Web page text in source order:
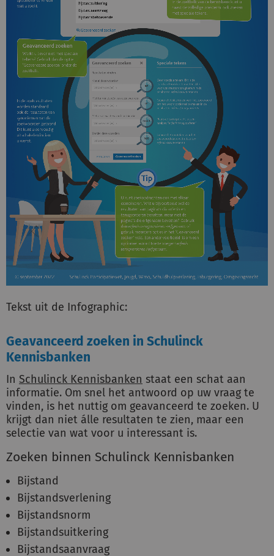
Tekst uit de Infographic:
Geavanceerd zoeken in Schulinck
Kennisbanken
In Schulinck Kennisbanken staat een schat aan
informatie. Om snel het antwoord op uw vraag te
vinden, is het nuttig om geavanceerd te zoeken. U
krijgt dan niet álle resultaten te zien, maar een
selectie van wat voor u interessant is.
Zoeken binnen Schulinck Kennisbanken
Bijstand
Bijstandsverlening
Bijstandsnorm
Bijstandsuitkering
Bijstandsaanvraag